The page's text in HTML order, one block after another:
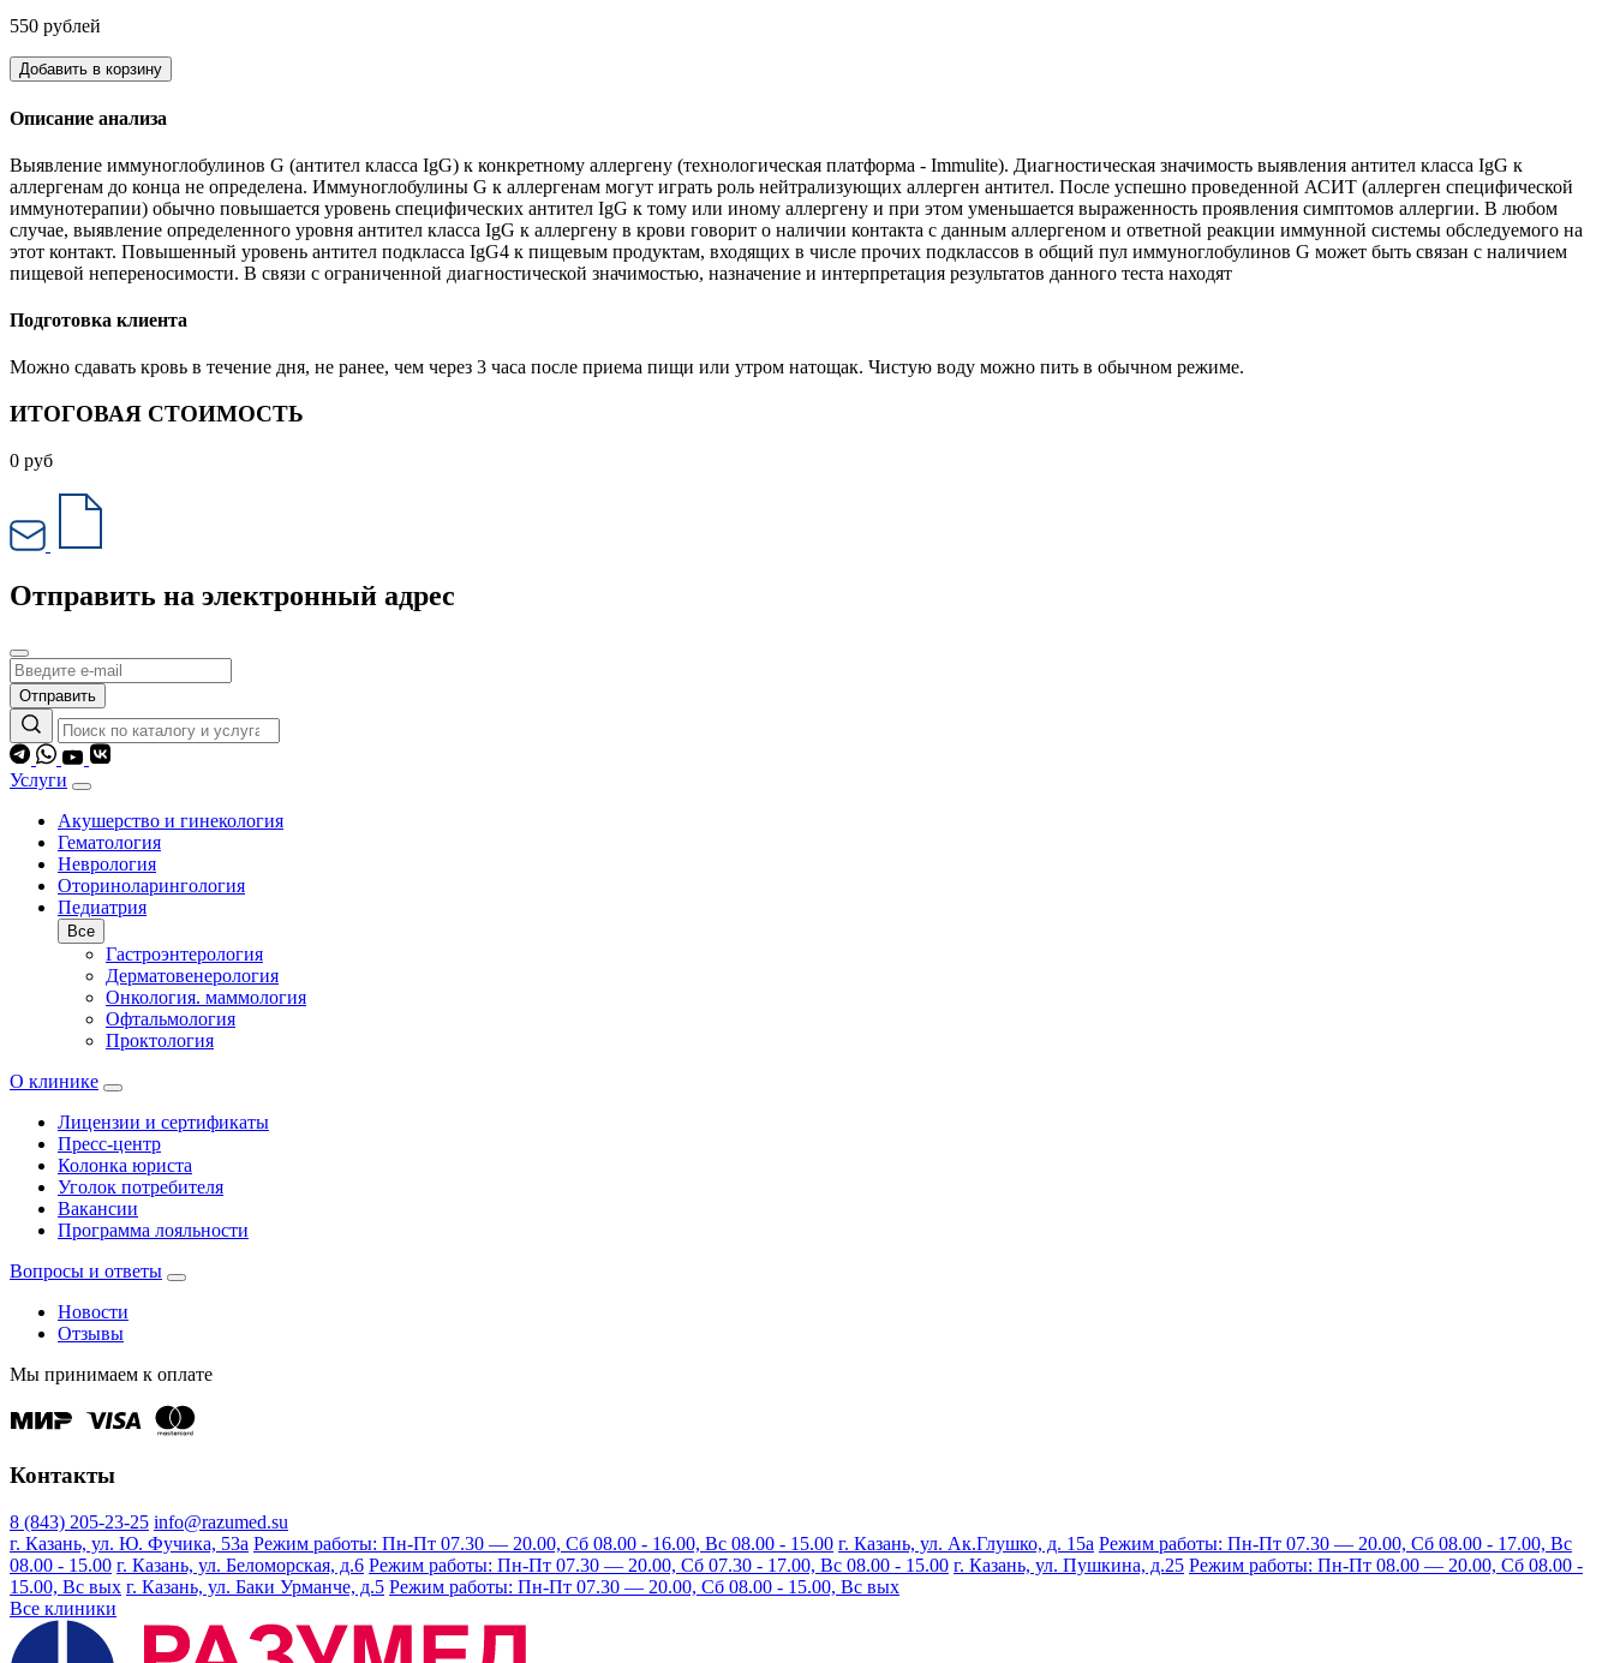
550 рублей
Добавить в корзину
Описание анализа
Выявление иммуноглобулинов G (антител класса IgG) к конкретному аллергену (технологическая платформа - Immulite). Диагностическая значимость выявления антител класса IgG к
аллергенам до конца не определена. Иммуноглобулины G к аллергенам могут играть роль нейтрализующих аллерген антител. После успешно проведенной АСИТ (аллерген специфической
иммунотерапии) обычно повышается уровень специфических антител IgG к тому или иному аллергену и при этом уменьшается выраженность проявления симптомов аллергии. В любом
случае, выявление определенного уровня антител класса IgG к аллергену в крови говорит о наличии контакта с данным аллергеном и ответной реакции иммунной системы обследуемого на
этот контакт. Повышенный уровень антител подкласса IgG4 к пищевым продуктам, входящих в числе прочих подклассов в общий пул иммуноглобулинов G может быть связан с наличием
пищевой непереносимости. В связи с ограниченной диагностической значимостью, назначение и интерпретация результатов данного теста находят
Подготовка клиента
Можно сдавать кровь в течение дня, не ранее, чем через 3 часа после приема пищи или утром натощак. Чистую воду можно пить в обычном режиме.
ИТОГОВАЯ СТОИМОСТЬ
0 руб
Отправить на электронный адрес
Отправить
Услуги
Акушерство и гинекология
Гематология
Неврология
Оториноларингология
Педиатрия
Все
Гастроэнтерология
Дерматовенерология
Онкология. маммология
Офтальмология
Проктология
О клинике
Лицензии и сертификаты
Пресс-центр
Колонка юриста
Уголок потребителя
Вакансии
Программа лояльности
Вопросы и ответы
Новости
Отзывы
Мы принимаем к оплате
Контакты
8 (843) 205-23-25 info@razumed.su
г. Казань, ул. Ю. Фучика, 53а Режим работы: Пн-Пт 07.30 — 20.00, Сб 08.00 - 16.00, Вс 08.00 - 15.00 г. Казань, ул. Ак.Глушко, д. 15а Режим работы: Пн-Пт 07.30 — 20.00, Сб 08.00 - 17.00, Вс
08.00 - 15.00 г. Казань, ул. Беломорская, д.6 Режим работы: Пн-Пт 07.30 — 20.00, Сб 07.30 - 17.00, Вс 08.00 - 15.00 г. Казань, ул. Пушкина, д.25 Режим работы: Пн-Пт 08.00 — 20.00, Сб 08.00 -
15.00, Вс вых г. Казань, ул. Баки Урманче, д.5 Режим работы: Пн-Пт 07.30 — 20.00, Сб 08.00 - 15.00, Вс вых
Все клиники